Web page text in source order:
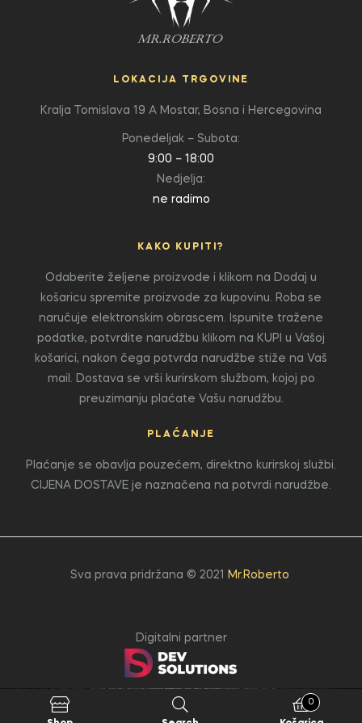
LOKACIJA TRGOVINE
Kralja Tomislava 19 A Mostar, Bosna i Hercegovina
Ponedeljak – Subota:
9:00 – 18:00
Nedjelja:
ne radimo
KAKO KUPITI?
Odaberite željene proizvode i klikom na Dodaj u
košaricu spremite proizvode za kupovinu. Roba se
naručuje elektronskim obrascem. Ispunite tražene
podatke, potvrdite narudžbu klikom na KUPI u Vašoj
košarici, nakon čega potvrda narudžbe stiže na Vaš
mail. Dostava se vrši kurirskom službom, kojoj po
preuzimanju plaćate Vašu narudžbu.
PLAĆANJE
Plaćanje se obavlja pouzećem, direktno kurirskoj službi.
CIJENA DOSTAVE je naznačena na potvrdi narudžbe.
Sva prava pridržana © 2021 Mr.Roberto
Digitalni partner
0